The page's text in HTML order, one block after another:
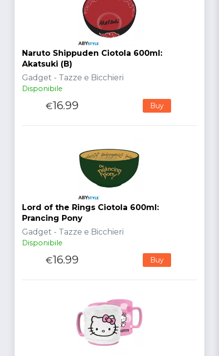
Naruto Shippuden Ciotola 600ml:
Akatsuki (B)
Gadget - Tazze e Bicchieri
Disponibile
€16.99 Buy
Lord of the Rings Ciotola 600ml:
Prancing Pony
Gadget - Tazze e Bicchieri
Disponibile
€16.99 Buy